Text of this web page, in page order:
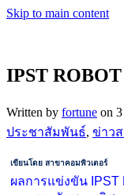
Skip to main content
IPST
Written by fortune on
ประชาสัมพันธ์, ข่าว
เขียนโดย สาขาคอมพิวเตอร์
ผลการแข่งขัน IPST